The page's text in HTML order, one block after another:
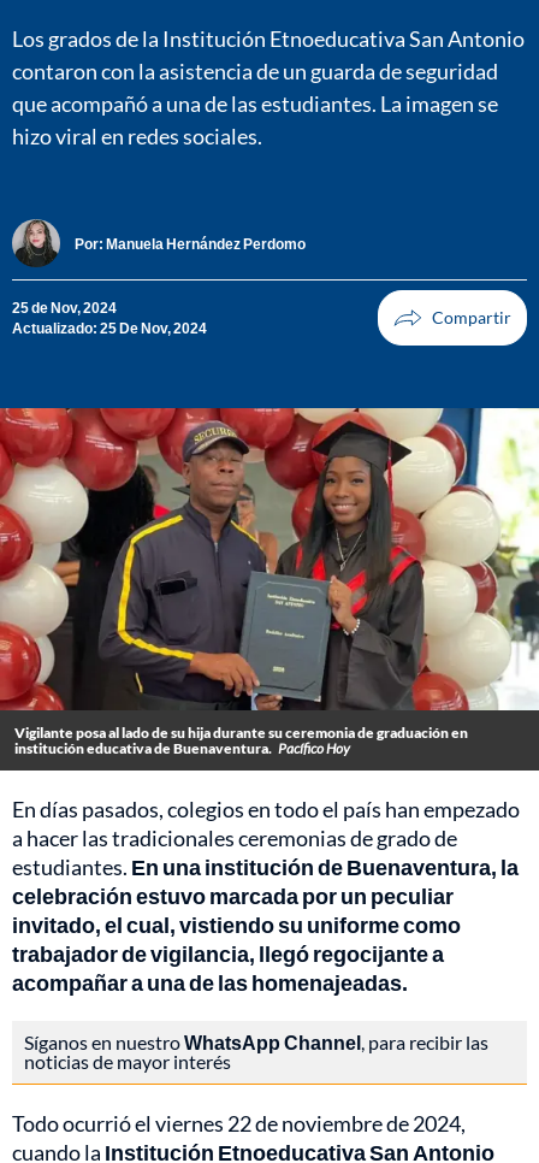
Los grados de la Institución Etnoeducativa San Antonio
contaron con la asistencia de un guarda de seguridad
que acompañó a una de las estudiantes. La imagen se
hizo viral en redes sociales.
Por: Manuela Hernández Perdomo
25 de Nov, 2024
Actualizado: 25 De Nov, 2024
Vigilante posa al lado de su hija durante su ceremonia de graduación en
institución educativa de Buenaventura. Pacífico Hoy
En días pasados, colegios en todo el país han empezado
a hacer las tradicionales ceremonias de grado de
estudiantes. En una institución de Buenaventura, la
celebración estuvo marcada por un peculiar
invitado, el cual, vistiendo su uniforme como
trabajador de vigilancia, llegó regocijante a
acompañar a una de las homenajeadas.
Síganos en nuestroWhatsApp Channel, para recibir las
noticias de mayor interés
Todo ocurrió el viernes 22 de noviembre de 2024,
cuando la Institución Etnoeducativa San Antonio